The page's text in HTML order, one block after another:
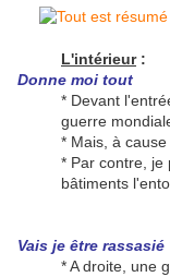
L'intérieur:
Donne moi tout
* Devant
guerre
* Mais, à
* Par contre, je
bâtiments
Vais je être rassasié
* A droite, une